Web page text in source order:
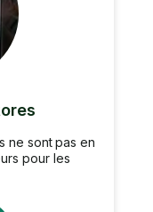
ne sont pas en
pour les